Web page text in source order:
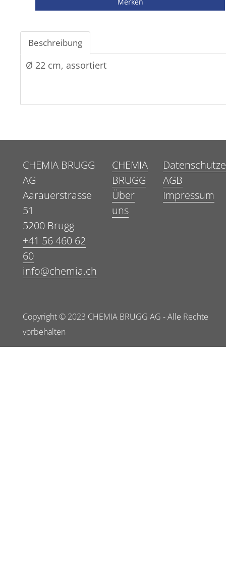
Beschreibung
Ø 22 cm, assortiert
CHEMIA BRUGG
AG
Aarauerstrasse
51
5200 Brugg
+41 56 460 62
60
info@chemia.ch
CHEMIA
BRUGG
Über
uns
AGB
Impressum
Copyright © 2023 CHEMIA BRUGG AG - Alle Rechte
vorbehalten